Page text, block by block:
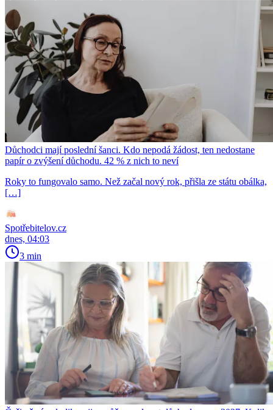
Důchodci mají poslední šanci. Kdo nepodá žádost, ten nedostane
papír o zvýšení důchodu. 42 % z nich to neví
Roky to fungovalo samo. Než začal nový rok, přišla ze státu obálka,
[…]
Spotřebitelov.cz
dnes, 04:03
3 min